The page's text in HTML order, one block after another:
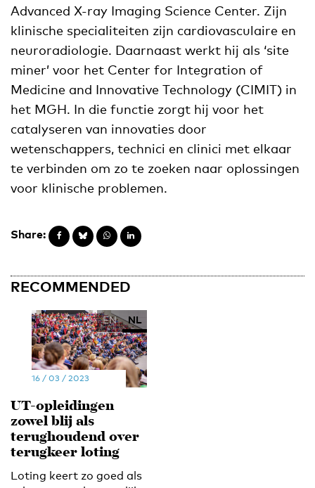
Advanced X-ray Imaging Science Center. Zijn
klinische specialiteiten zijn cardiovasculaire en
neuroradiologie. Daarnaast werkt hij als ‘site
miner’ voor het Center for Integration of
Medicine and Innovative Technology (CIMIT) in
het MGH. In die functie zorgt hij voor het
catalyseren van innovaties door
wetenschappers, technici en clinici met elkaar
te verbinden om zo te zoeken naar oplossingen
voor klinische problemen.
Share:
RECOMMENDED
EN NL
16 / 03 / 2023
UT-opleidingen
zowel blij als
terughoudend over
terugkeer loting
Loting keert zo goed als